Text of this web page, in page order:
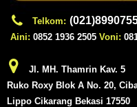
Telkom:
Aini: 0852 1936 2505 Voni:
Jl. MH. Thamrin Kav. 5
Ruko Roxy Blok A No. 20,
Lippo Cikarang Bekasi 17550